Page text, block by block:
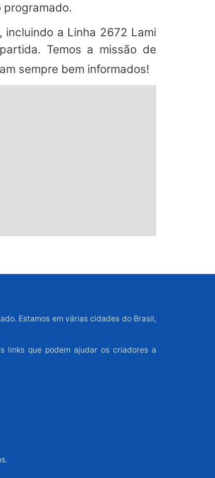
programado.
incluindo a Linha 2672 Lami
Temos a missão de
sempre bem informados!
Estamos em várias cidades do Brasil,
links que podem ajudar os criadores a